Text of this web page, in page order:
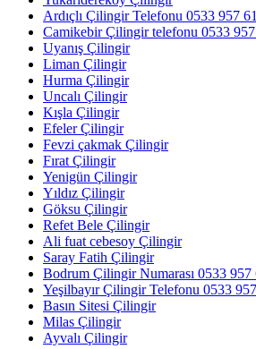
Ardıçlı Çilingir Telefonu 0533 957
Camikebir Çilingir telefonu 0533
Uyanış Çilingir
Liman Çilingir
Hurma Çilingir
Uncalı Çilingir
Kışla Çilingir
Efeler Çilingir
Fevzi çakmak Çilingir
Fırat Çilingir
Yenigün Çilingir
Yıldız Çilingir
Göksu Çilingir
Refet Bele Çilingir
Ali fuat cebesoy Çilingir
Saray Fatih Çilingir
Bodrum Çilingir Numarası 0533 957
Yeşilbayır Çilingir Telefonu 0533
Basın Sitesi Çilingir
Milas Çilingir
Ayvalı Çilingir